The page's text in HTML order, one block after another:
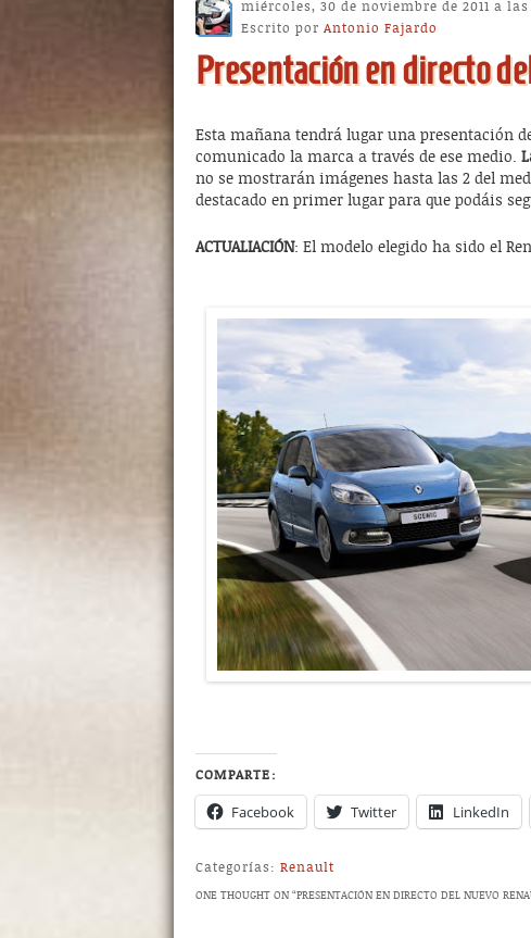
Presentación en directo
miércoles, 30 de noviembre de 2011 a las
Escrito por Antonio Fajardo
Esta mañana tendrá lugar una presentación
comunicado la marca a través de ese medio.
no se mostrarán imágenes hasta las 2 del
destacado en primer lugar para que podáis
ACTUALIACIÓN: El modelo elegido ha sido el
COMPARTE:
Facebook Twitter LinkedIn
Categorías: Renault
ONE THOUGHT ON “PRESENTACIÓN EN DIRECTO DEL NUEVO